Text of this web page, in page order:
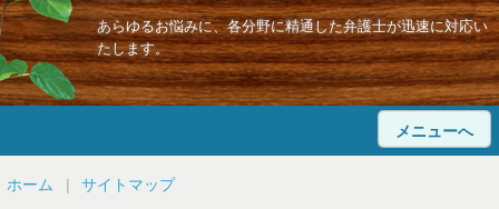
あらゆるお悩みに、各分野に精通した弁護士が迅速に対応い
たします。
メニューへ
ホーム
ホーム サイトマップ